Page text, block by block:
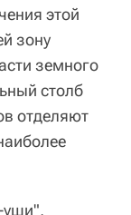
этой
зону
земного
столб
отделяют
уши",